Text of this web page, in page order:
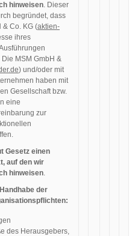
hinweisen. Dieser
begründet, dass
& Co. KG (aktien-
ihres
MSM GmbH &
) und/oder mit
haben mit
Gesellschaft bzw.
eine
zur
Gesetz einen
auf den wir
hinweisen.
der
des Herausgebers,